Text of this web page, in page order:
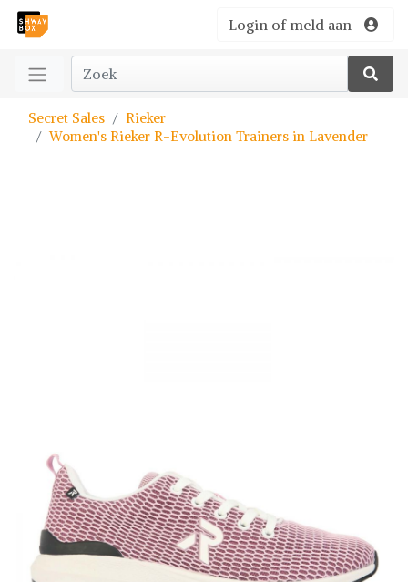
Login of meld aan
Secret Sales
Rieker
Women's Rieker R-Evolution Trainers in Lavender